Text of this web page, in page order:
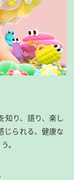
知り、語り、楽し
じられる、健康な
。